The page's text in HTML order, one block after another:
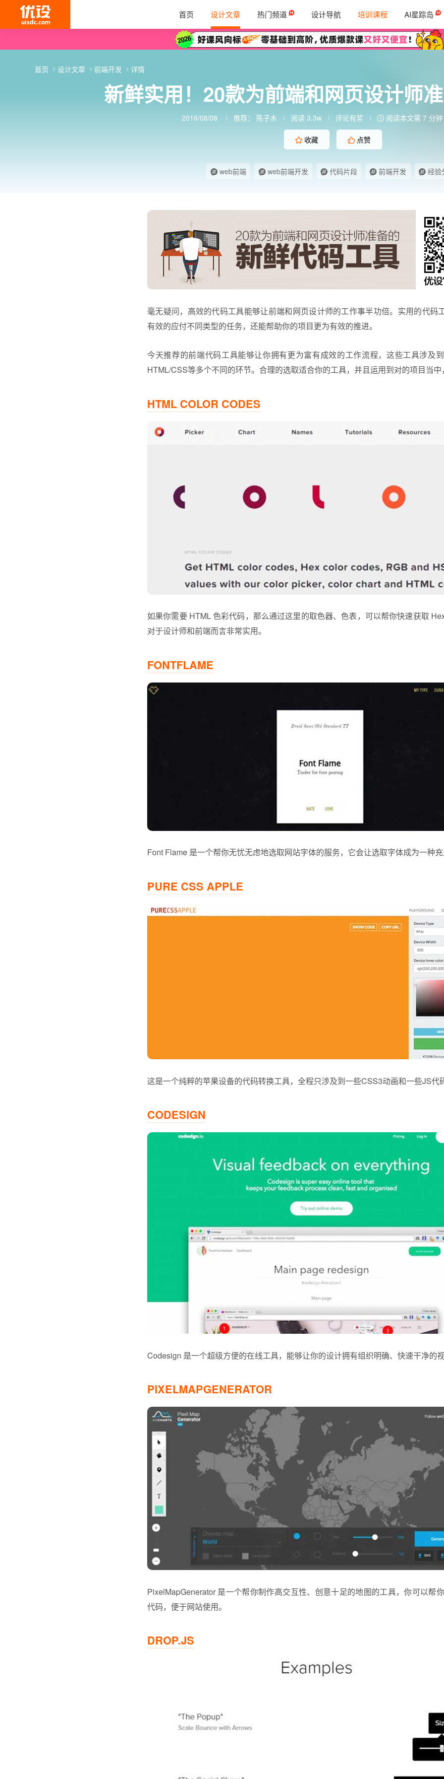
首页 设计文章 热门频道 设计导航 培训课程 AI星踪岛
新鲜实用！20款为前端和网页设计师
2016/08/08 推荐： 陈子木 阅读 3.3w 评论有奖 阅读本文需 7 分钟
收藏 点赞
web前端 web前端开发 代码片段 前端开发 经验
首页 设计文章 前端开发 详情
毫无疑问，高效的代码工具能够让前端和网页设计师的工作事半功倍。实用的代码
有效的应付不同类型的任务，还能帮助你的项目更为有效的推进。
今天推荐的前端代码工具能够让你拥有更为富有成效的工作流程，这些工具涉及
HTML/CSS等多个不同的环节。合理的选取适合你的工具，并且运用到对的项目当
HTML COLOR CODES
如果你需要 HTML 色彩代码，那么通过这里的取色器、色表，可以帮你快速获取
对于设计师和前端而言非常实用。
FONTFLAME
Font Flame 是一个帮你无忧无虑地选取网站字体的服务，它会让选取字体成为一种
PURE CSS APPLE
这是一个纯粹的苹果设备的代码转换工具，全程只涉及到一些CSS3动画和一些JS代
CODESIGN
Codesign 是一个超级方便的在线工具，能够让你的设计拥有组织明确、快速干净的
PIXELMAPGENERATOR
PixelMapGenerator 是一个帮你制作高交互性、创意十足的地图的工具，你可以帮
代码，便于网站使用。
DROP.JS